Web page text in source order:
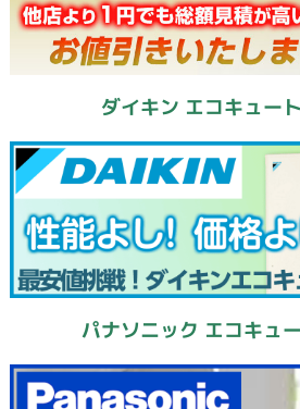
ダイキン エコキュー
パナソニック エコキュ